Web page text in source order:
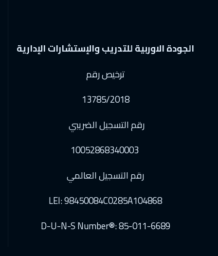
الجودة الاوربية للتدريب والإستشارات الإدارية
ترخيص رقم
13785/2018
رقم التسجيل الضريبي
10052868340003
رقم التسجيل العالمي
LEI: 98450084C0285A104868
D-U-N-S Number®: 85-011-6689